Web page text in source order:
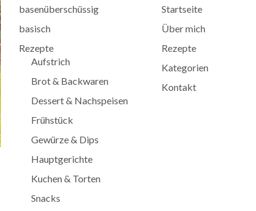
basenüberschüssig
basisch
Rezepte
Aufstrich
Brot & Backwaren
Dessert & Nachspeisen
Frühstück
Gewürze & Dips
Hauptgerichte
Kuchen & Torten
Snacks
Startseite
Über mich
Rezepte
Kategorien
Kontakt